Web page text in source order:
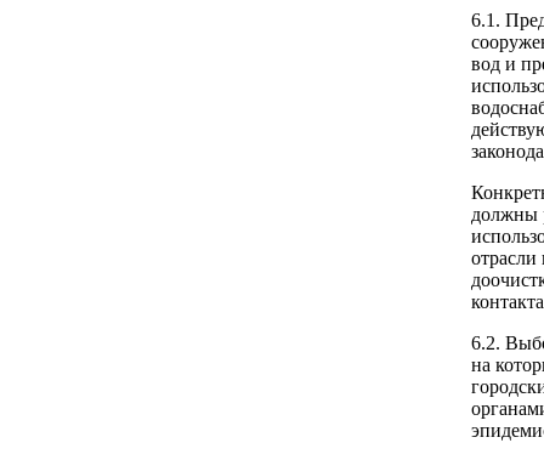
6.1.
вод и
должны
6.2.
на